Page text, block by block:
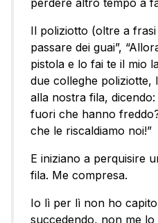
Il poliziotto (oltre a frasi
passare dei guai”,
pistola e lo fai te il mio
due colleghe poliziotte,
alla nostra fila,
fuori che hanno
che le riscaldiamo noi!”
E iniziano a perquisire
fila. Me compresa.
Io lì per lì non ho
succedendo, non me